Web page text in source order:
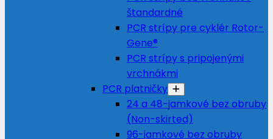
štandardné
PCR strípy pre cyklér Rotor-
Gene®
PCR strípy s pripojenými
vrchnákmi
PCR platničky
24 a 48-jamkové bez obruby
(Non-skirted)
96-jamkové bez obruby